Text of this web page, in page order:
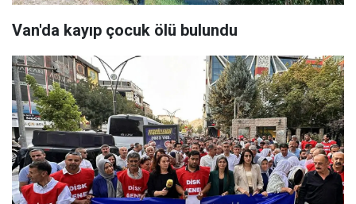
Van'da kayıp çocuk ölü bulundu